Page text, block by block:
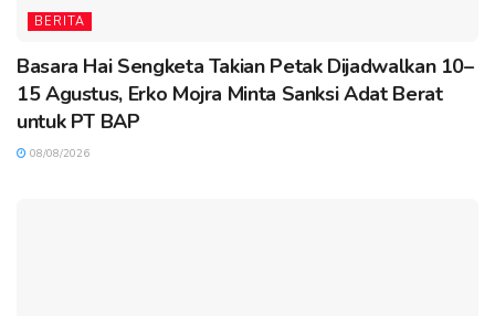
BERITA
Basara Hai Sengketa Takian Petak Dijadwalkan 10–
15 Agustus, Erko Mojra Minta Sanksi Adat Berat
untuk PT BAP
08/08/2026